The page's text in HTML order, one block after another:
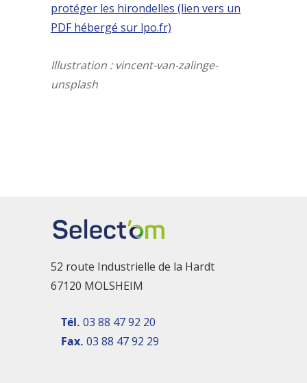
protéger les hirondelles (lien vers un
PDF hébergé sur lpo.fr)
Illustration : vincent-van-zalinge-
unsplash
52 route Industrielle de la Hardt
67120 MOLSHEIM
Tél. 03 88 47 92 20
Fax. 03 88 47 92 29